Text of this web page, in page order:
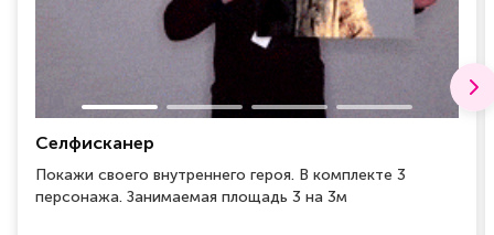
Селфисканер
Покажи своего внутреннего героя. В комплекте 3
персонажа. Занимаемая площадь 3 на 3м